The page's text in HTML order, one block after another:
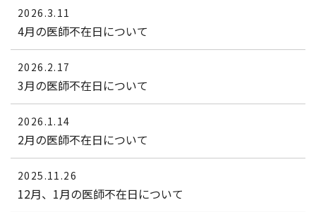
2026.3.11
4月の医師不在日について
2026.2.17
3月の医師不在日について
2026.1.14
2月の医師不在日について
2025.11.26
12月、1月の医師不在日について